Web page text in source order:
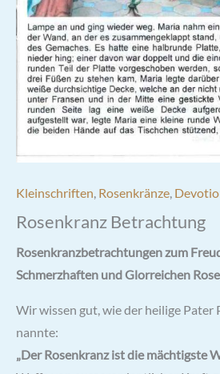
Kleinschriften, Rosenkränze,
Rosenkranz Betrachtung
Rosenkranzbetrachtungen zum
Schmerzhaften und Glorreichen
Wir wissen gut, wie der heilige Pater
nannte:
„Der Rosenkranz ist die mächtigste